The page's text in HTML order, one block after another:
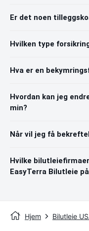
Er det noen
Hvilken type
Hva er en
Hvordan kan jeg
min?
Når vil jeg få
Hvilke
EasyTerra Bilutleie
Hjem Bilutleie